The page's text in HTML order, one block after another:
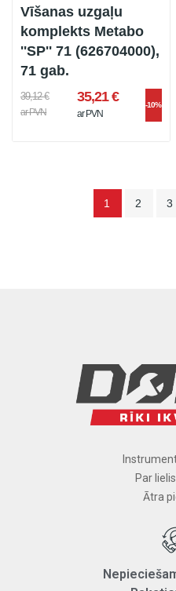
Vīšanas uzgaļu
komplekts Metabo
''SP'' 71 (626704000),
71 gab.
39,12 €
ar PVN
35,21 €
ar PVN
-10%
1 2 3
Par
Ātra